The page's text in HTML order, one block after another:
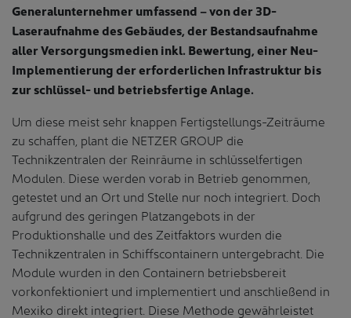
Generalunternehmer umfassend – von der 3D-
Laseraufnahme des Gebäudes, der Bestandsaufnahme
aller Versorgungsmedien inkl. Bewertung, einer Neu-
Implementierung der erforderlichen Infrastruktur bis
zur schlüssel- und betriebsfertige Anlage.
Um diese meist sehr knappen Fertigstellungs-Zeiträume
zu schaffen, plant die NETZER GROUP die
Technikzentralen der Reinräume in schlüsselfertigen
Modulen. Diese werden vorab in Betrieb genommen,
getestet und an Ort und Stelle nur noch integriert. Doch
aufgrund des geringen Platzangebots in der
Produktionshalle und des Zeitfaktors wurden die
Technikzentralen in Schiffscontainern untergebracht. Die
Module wurden in den Containern betriebsbereit
vorkonfektioniert und implementiert und anschließend in
Mexiko direkt integriert. Diese Methode gewährleistet